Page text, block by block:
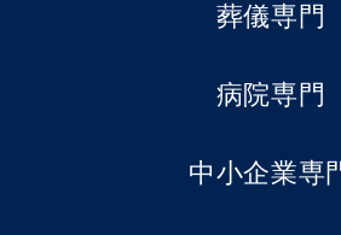
葬儀専門
病院専門
中小企業専